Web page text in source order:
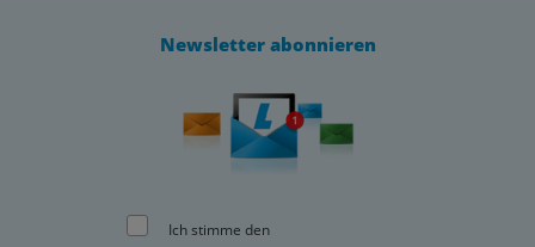
Newsletter abonnieren
Ich stimme den